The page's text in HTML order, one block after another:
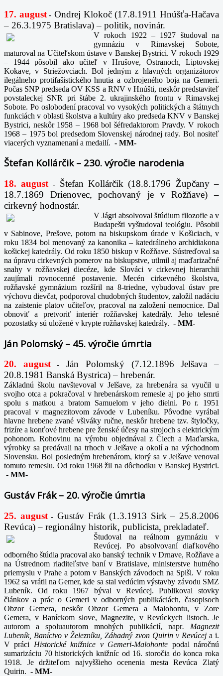
17. august- Ondrej Klokoč (17.8.1911 Hnúšťa-Hačava
– 26.3.1975 Bratislava) – politik, novinár.
V rokoch 1922 – 1927 študoval na
gymnáziu v Rimavskej Sobote,
maturoval na Učiteľskom ústave v Banskej Bystrici. V rokoch 1929
– 1944 pôsobil ako učiteľ v Hrušove, Ostranoch, Liptovskej
Kokave, v Striežovciach. Bol jedným z hlavných organizátorov
ilegálneho protifašistického hnutia a ozbrojeného boja na Gemeri.
Počas SNP predseda OV KSS a RNV v Hnúšti, neskôr predstaviteľ
povstaleckej SNR pri štábe 2. ukrajinského frontu v Rimavskej
Sobote. Po oslobodení pracoval vo vysokých politických a štátnych
funkciách v oblasti školstva a kultúry ako predseda KNV v Banskej
Bystrici, neskôr 1958 – 1968 bol šéfredaktorom Pravdy. V rokoch
1968 – 1975 bol predsedom Slovenskej národnej rady. Bol nositeľ
viacerých vyznamenaní a medailí. - MM-
Štefan Kollárčik – 230. výročie narodenia
18. august -
Štefan Kollárčik (18.8.1796 Župčany –
18.7.1869 Drienovec, pochovaný je v Rožňave) –
cirkevný hodnostár.
V Jágri absolvoval štúdium filozofie a v
Budapešti vyštudoval teológiu. Pôsobil
v Sabinove, Prešove, potom na biskupskom úrade v Košiciach, v
roku 1834 bol menovaný za kanonika – katedrálneho archidiakona
košickej katedrály. Od roku 1850 biskup v Rožňave. Sústreďoval sa
na úpravu cirkevných pomerov na biskupstve, utlmil aj maďarizačné
snahy v rožňavskej diecéze, kde Slováci v cirkevnej hierarchii
zaujímali rovnocenné postavenie. Mecén cirkevného školstva,
rožňavské gymnázium rozšíril na 8-triedne, vybudoval ústav pre
výchovu dievčat, podporoval chudobných študentov, založil nadáciu
na zaistenie platov učiteľov, pracoval na založení nemocnice. Dal
obnoviť a pretvoriť interiér rožňavskej katedrály. Jeho telesné
pozostatky sú uložené v krypte rožňavskej katedrály. - MM-
Ján Polomský – 45. výročie úmrtia
20. august-
Ján Polomský (7.12.1896 Jelšava –
20.8.1981 Banská Bystrica) – hrebenár.
Základnú školu navštevoval v Jelšave, za hrebenára sa vyučil u
svojho otca a pokračoval v hrebenárskom remesle aj po jeho smrti
spolu s matkou a bratom Samuelom v jeho dielni. Po r. 1951
pracoval v magnezitovom závode v Lubeníku. Pôvodne vyrábal
hlavne hrebene zvané všiváky ručne, neskôr hrebene tzv. štyločky,
frizíre a konťové hrebene pre ženské účesy na strojoch s elektrickým
pohonom. Rohovinu na výrobu objednával z Čiech a Maďarska,
výrobky sa predávali na trhoch v Jelšave a okolí a na východnom
Slovensku. Bol posledným hrebenárom, ktorý sa v Jelšave venoval
tomuto remeslu. Od roku 1968 žil na dôchodku v Banskej Bystrici.
- MM-
Gustáv Frák – 20. výročie úmrtia
25. august- Gustáv Frák (1.3.1913 Sirk – 25.8.2006
Revúca) – regionálny historik, publicista, prekladateľ.
Študoval na reálnom gymnáziu v
Revúcej. Po absolvovaní diaľkového
odborného štúdia pracoval ako banský technik v Drnave, Rožňave a
na Ústrednom riaditeľstve baní v Bratislave, ministerstve hutného
priemyslu v Prahe a potom v Banských závodoch na Spiši. V roku
1962 sa vrátil na Gemer, kde sa stal vedúcim výstavby závodu SMZ
Lubeník. Od roku 1967 býval v Revúcej. Publikoval stovky
článkov a prác o Gemeri v odborných publikáciách, časopisoch
Obzor Gemera, neskôr Obzor Gemera a Malohontu, v Zore
Gemera, v Baníckom slove, Magnezite, v Revúckych listoch. Je
autorom a spoluautorom mnohých publikácií, napr. Magnezit
Lubeník, Baníctvo v Železníku, Záhadný zvon Quirin v Revúcej a i.
V práci Historické knižnice v Gemeri-Malohonte podal náročnú
sumarizáciu 70 historických knižníc od 16. storočia do konca roka
1918. Je držiteľom najvyššieho ocenenia mesta Revúca Zlatý
Quirin. - MM-